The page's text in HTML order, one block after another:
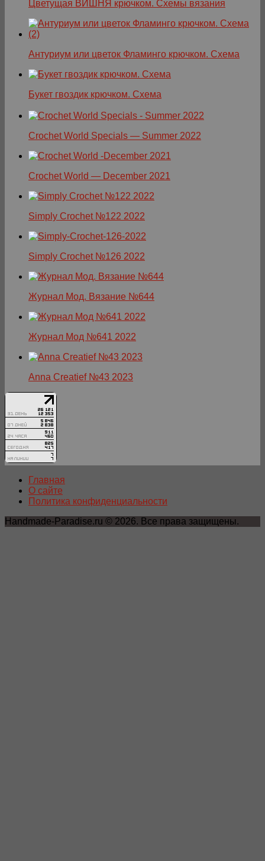
Цветущая ВИШНЯ крючком. Схемы вязания
Антуриум или цветок Фламинго крючком. Схема
Букет гвоздик крючком. Схема
Crochet World Specials — Summer 2022
Crochet World — December 2021
Simply Crochet №122 2022
Simply Crochet №126 2022
Журнал Мод. Вязание №644
Журнал Мод №641 2022
Anna Creatief №43 2023
Главная
О сайте
Политика конфиденциальности
Handmade-Paradise.ru © 2026. Все права защищены.